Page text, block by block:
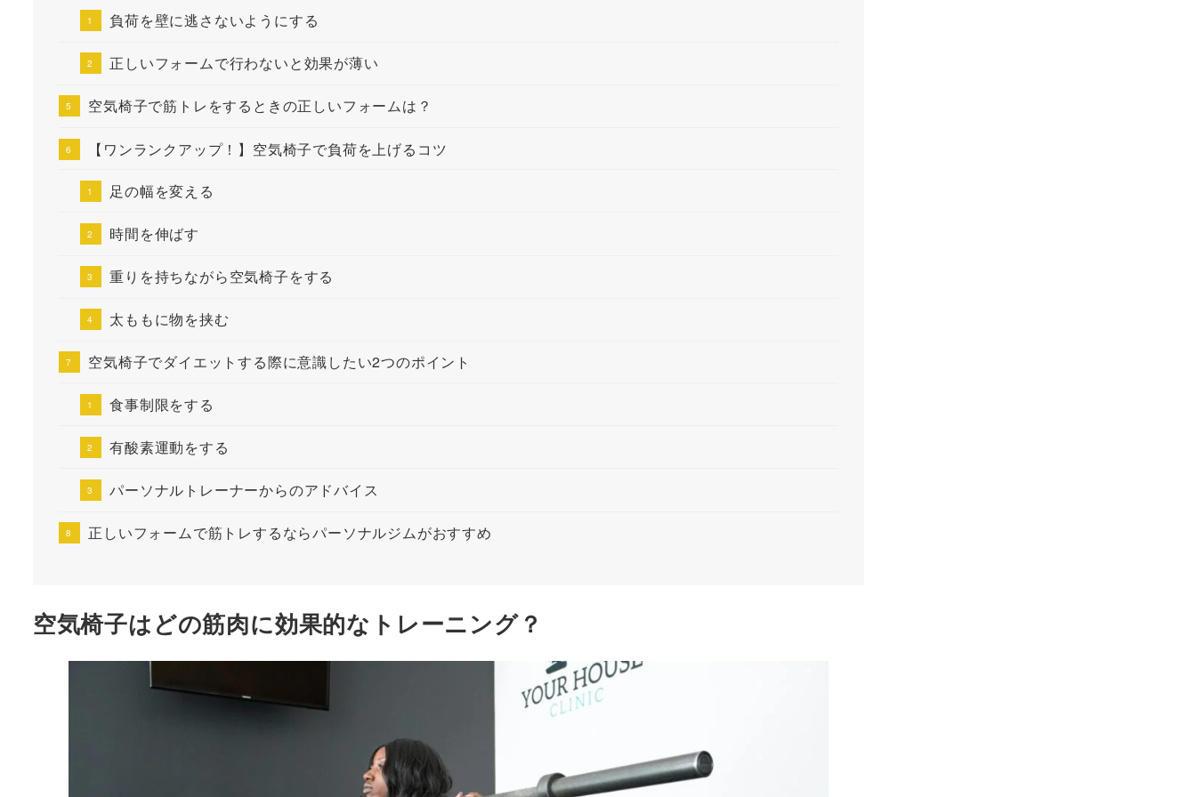
負荷を壁に逃さないようにする
正しいフォームで行わないと効果が薄い
空気椅子で筋トレをするときの正しいフォームは？
【ワンランクアップ！】空気椅子で負荷を上げるコツ
足の幅を変える
時間を伸ばす
重りを持ちながら空気椅子をする
太ももに物を挟む
空気椅子でダイエットする際に意識したい2つのポイント
食事制限をする
有酸素運動をする
パーソナルトレーナーからのアドバイス
正しいフォームで筋トレするならパーソナルジムがおすすめ
空気椅子はどの筋肉に効果的なトレーニング？